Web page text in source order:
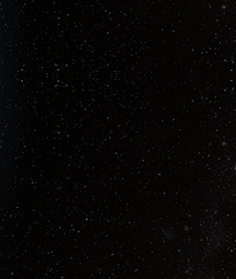
Abschnitt 11 Abschnitt 12